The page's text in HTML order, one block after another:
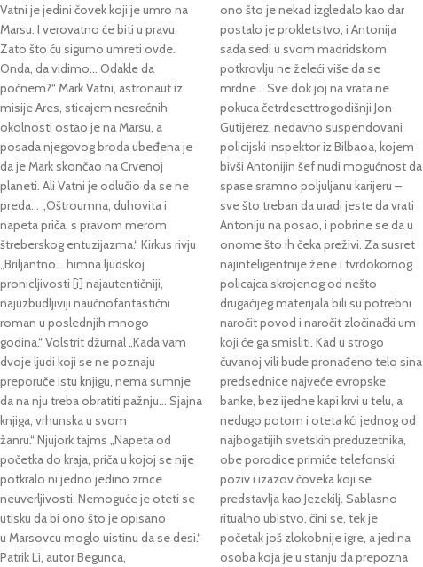
Vatni je jedini čovek koji je umro na
Marsu. I verovatno će biti u pravu.
Zato što ću sigurno umreti ovde.
Onda, da vidimo... Odakle da
počnem?“ Mark Vatni, astronaut iz
misije Ares, sticajem nesrećnih
okolnosti ostao je na Marsu, a
posada njegovog broda ubeđena je
da je Mark skončao na Crvenoj
planeti. Ali Vatni je odlučio da se ne
preda... „Oštroumna, duhovita i
napeta priča, s pravom merom
štreberskog entuzijazma.“ Kirkus rivju
„Briljantno... himna ljudskoj
pronicljivosti [i] najautentičniji,
najuzbudljiviji naučnofantastični
roman u poslednjih mnogo
godina.“ Volstrit džurnal „Kada vam
dvoje ljudi koji se ne poznaju
preporuče istu knjigu, nema sumnje
da na nju treba obratiti pažnju... Sjajna
knjiga, vrhunska u svom
žanru.“ Njujork tajms „Napeta od
početka do kraja, priča u kojoj se nije
potkralo ni jedno jedino zrnce
neuverljivosti. Nemoguće je oteti se
utisku da bi ono što je opisano
u Marsovcu moglo uistinu da se desi.“
Patrik Li, autor Begunca,
ono što je nekad izgledalo kao dar
postalo je prokletstvo, i Antonija
sada sedi u svom madridskom
potkrovlju ne želeći više da se
mrdne… Sve dok joj na vrata ne
pokuca četrdesettrogodišnji Jon
Gutijerez, nedavno suspendovani
policijski inspektor iz Bilbaoa, kojem
bivši Antonijin šef nudi mogućnost da
spase sramno poljuljanu karijeru –
sve što treban da uradi jeste da vrati
Antoniju na posao, i pobrine se da u
onome što ih čeka preživi. Za susret
najinteligentnije žene i tvrdokornog
policajca skrojenog od nešto
drugačijeg materijala bili su potrebni
naročit povod i naročit zločinački um
koji će ga smisliti. Kad u strogo
čuvanoj vili bude pronađeno telo sina
predsednice najveće evropske
banke, bez ijedne kapi krvi u telu, a
nedugo potom i oteta kći jednog od
najbogatijih svetskih preduzetnika,
obe porodice primiće telefonski
poziv i izazov čoveka koji se
predstavlja kao Jezekilj. Sablasno
ritualno ubistvo, čini se, tek je
početak još zlokobnije igre, a jedina
osoba koja je u stanju da prepozna